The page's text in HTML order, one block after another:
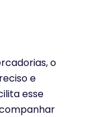
o
e
esse